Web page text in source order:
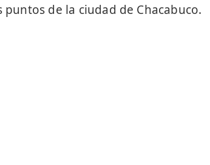
puntos de la ciudad de Chacabuco.